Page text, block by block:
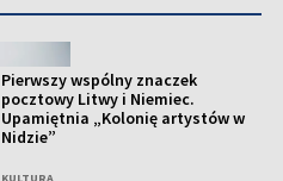
Pierwszy wspólny znaczek
pocztowy Litwy i Niemiec.
Upamiętnia „Kolonię artystów w
Nidzie”